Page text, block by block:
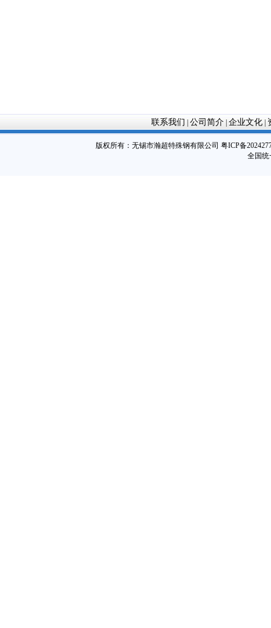
联系我们 公司简介| 企业文化|
版权所有： 无锡市瀚超特殊钢有限公司 粤ICP备
全国